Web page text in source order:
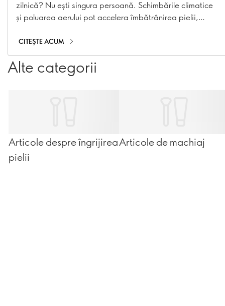
zilnică? Nu ești singura persoană. Schimbările climatice
și poluarea aerului pot accelera îmbătrânirea pielii,
pierderea colagenului. Cu gama noastră de produse
esențiale pentru protecție solară, inclusiv creme cu
protecție solară, creme hidratante cu SPF și produse de
machiaj cu SPF, îți poți proteja pielea pe tot parcursul
CITEȘTE ACUM
Alte categorii
Articole despre îngrijirea
pielii
Articole de machiaj